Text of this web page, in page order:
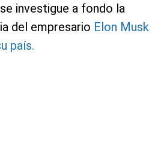
investigue a fondo la
del empresario Elon Musk
país.